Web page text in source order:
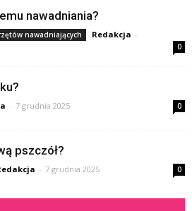
nawadniania?
nawadniających Redakcja -
0
- 7 grudnia 2025 0
pszczół?
- 7 grudnia 2025 0